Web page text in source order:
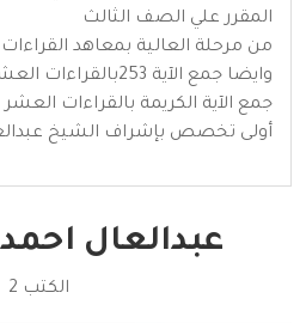
المقرر علي الصف الثالث
من مرحلة العالية بمعاهد القراءات
وايضا جمع الآية 253بالقراءات العشر الكبرى
جمع الآية الكريمة بالقراءات
أولى تخصص بإشراف الشيخ
عبدالعال احمد
الكتب 2